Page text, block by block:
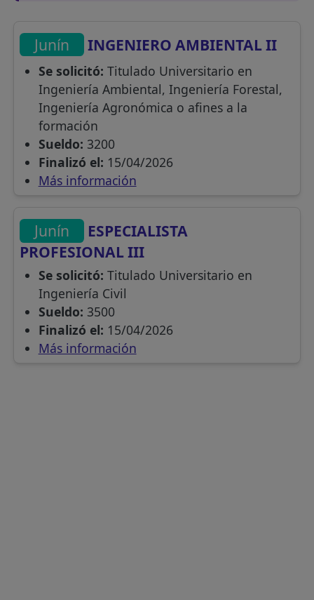
Junín INGENIERO AMBIENTAL II
Se solicitó: Titulado Universitario en
Ingeniería Ambiental, Ingeniería Forestal,
Ingeniería Agronómica o afines a la
formación
Sueldo: 3200
Finalizó el: 15/04/2026
Más información
Junín
ESPECIALISTA
PROFESIONAL III
Se solicitó: Titulado Universitario en
Ingeniería Civil
Sueldo: 3500
Finalizó el: 15/04/2026
Más información